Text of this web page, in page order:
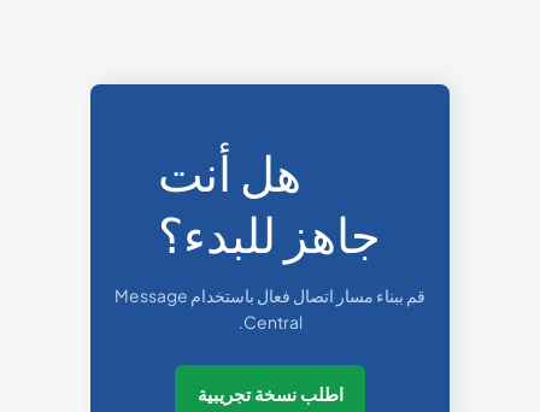
هل أنت
جاهز للبدء؟
قم ببناء مسار اتصال فعال باستخدام Message
Central.
اطلب نسخة تجريبية